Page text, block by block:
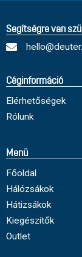
Segítségre van
Céginformáció
Elérhetőségek
Rólunk
Menü
Főoldal
Hálózsákok
Hátizsákok
Kiegészítők
Outlet